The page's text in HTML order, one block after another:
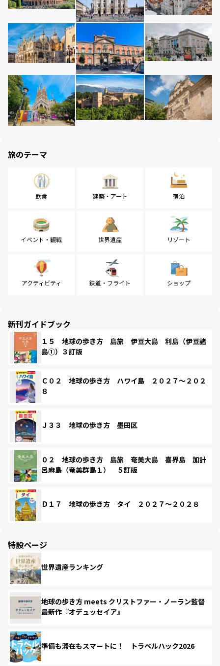
旅のテーマ
飲食 建築・アート 宿泊
イベント・観戦 世界遺産 リゾート
アクティビティ 鉄道・フライト ショップ
新刊ガイドブック
１５ 地球の歩き方 島旅 伊豆大島 利島（伊豆諸
島①）３訂版
Ｃ０２ 地球の歩き方 ハワイ島 ２０２７～２０２
８
Ｊ３３ 地球の歩き方 墨田区
０２ 地球の歩き方 島旅 奄美大島 喜界島 加計
呂麻島（奄美群島１） ５訂版
Ｄ１７ 地球の歩き方 タイ ２０２７～２０２８
特設ページ
世界遺産ランキング
地球の歩き方 meets クリストファー・ノーラン監督
最新作『オデュッセイア』
準備も滞在もスマートに！ トラベルハック2026